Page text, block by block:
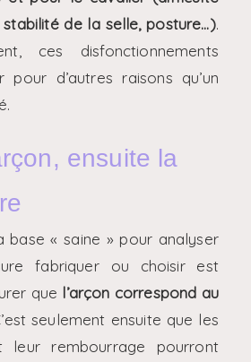
stabilité de la selle, posture…).
ces disfonctionnements
pour d’autres raisons qu’un
ensuite la
base « saine » pour analyser
fabriquer ou choisir est
que l’arçon correspond au
seulement ensuite que les
leur rembourrage pourront